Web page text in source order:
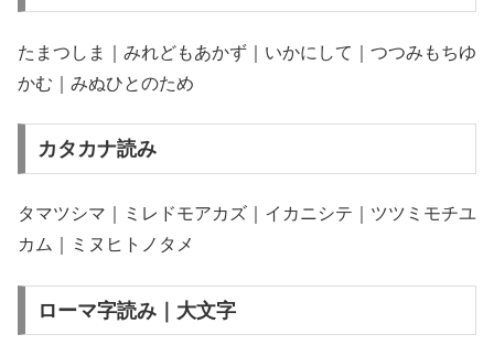
たまつしま｜みれどもあかず｜いかにして｜つつみもちゆ
かむ｜みぬひとのため
カタカナ読み
タマツシマ｜ミレドモアカズ｜イカニシテ｜ツツミモチユ
カム｜ミヌヒトノタメ
ローマ字読み｜大文字